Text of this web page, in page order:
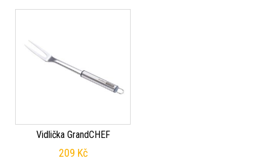
Vidlička GrandCHEF
209 Kč